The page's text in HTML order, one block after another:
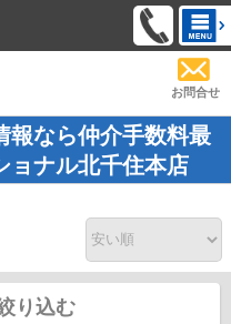
お問合せ
報なら仲介手数料最
ョナル北千住本店
り込む